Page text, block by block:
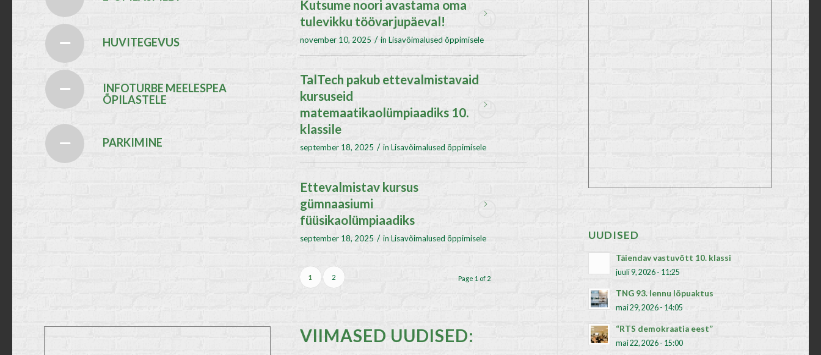
HUVITEGEVUS
INFOTURBE MEELESPEA
ÕPILASTELE
PARKIMINE
Kutsume noori avastama oma
tulevikku töövarjupäeval!
november 10, 2025 / in Lisavõimalused õppimisele
TalTech pakub ettevalmistavaid
kursuseid
matemaatikaolümpiaadiks 10.
klassile
september 18, 2025 / in Lisavõimalused õppimisele
Ettevalmistav kursus
gümnaasiumi
füüsikaolümpiaadiks
september 18, 2025 / in Lisavõimalused õppimisele
Page 1 of 2
1 2
VIIMASED UUDISED:
UUDISED
Täiendav vastuvõtt 10. klassi
juuli 9, 2026 - 11:25
TNG 93. lennu lõpuaktus
mai 29, 2026 - 14:05
“RTS demokraatia eest”
mai 22, 2026 - 15:00